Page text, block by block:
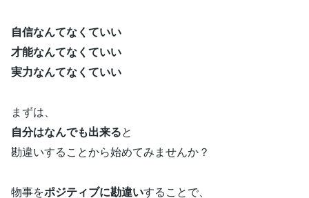
自信なんてなくていい
才能なんてなくていい
実力なんてなくていい
まずは、
自分はなんでも出来ると
勘違いすることから始めてみませんか？
物事をポジティブに勘違いすることで、